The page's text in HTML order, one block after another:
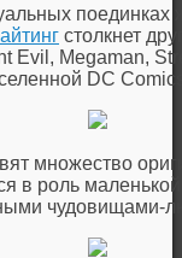
поединках
столкнет
Evil, Megaman,
DC
множество
в роль
чудовищами-